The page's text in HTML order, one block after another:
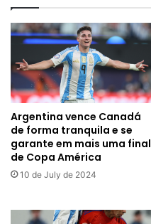
Argentina vence Canadá
de forma tranquila e se
garante em mais uma final
de Copa América
10 de July de 2024